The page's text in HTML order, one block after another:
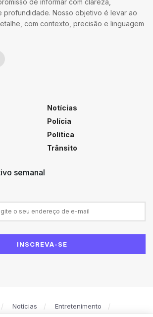
profundidade. Nosso objetivo é levar ao
com contexto, precisão e linguagem
Notícias
Polícia
Política
Trânsito
semanal
Notícias
Entretenimento